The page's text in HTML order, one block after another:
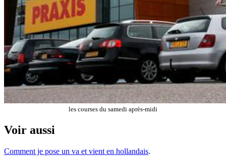
les courses du samedi après-midi
Voir aussi
Comment je pose un va et vient en hollandais.